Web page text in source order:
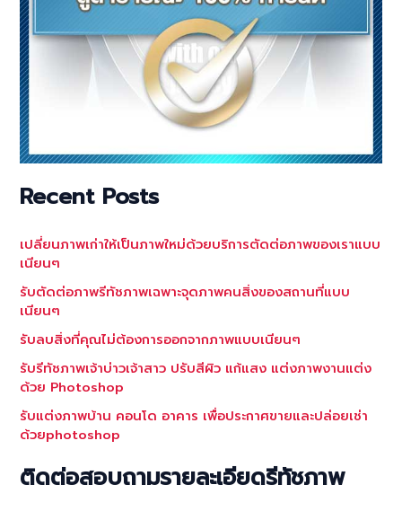
Recent Posts
เปลี่ยนภาพเก่าให้เป็นภาพใหม่ด้วยบริการตัดต่อภาพของเราแบบ
เนียนๆ
รับตัดต่อภาพรีทัชภาพเฉพาะจุดภาพคนสิ่งของสถานที่แบบ
เนียนๆ
รับลบสิ่งที่คุณไม่ต้องการออกจากภาพแบบเนียนๆ
รับรีทัชภาพเจ้าบ่าวเจ้าสาว ปรับสีผิว แก้แสง แต่งภาพงานแต่ง
ด้วย Photoshop
รับแต่งภาพบ้าน คอนโด อาคาร เพื่อประกาศขายและปล่อยเช่า
ด้วยphotoshop
ติดต่อสอบถามรายละเอียดรีทัชภาพ